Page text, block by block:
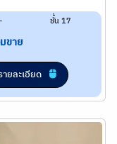
- ชั้น 17
ขาย
ายละเอียด